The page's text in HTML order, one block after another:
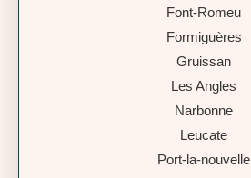
Font-Romeu
Formiguères
Gruissan
Les Angles
Narbonne
Leucate
Port-la-nouvelle